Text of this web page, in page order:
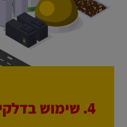
4. שימוש בדלקים ירוקים